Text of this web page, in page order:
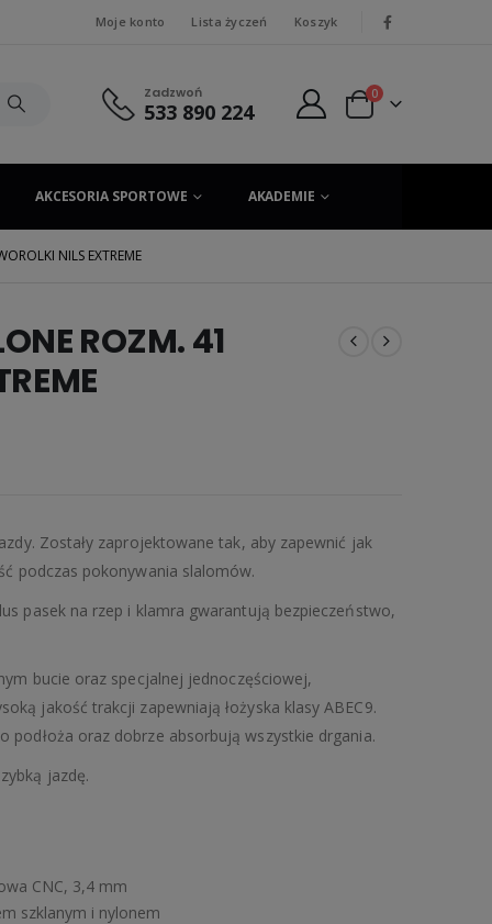
Moje konto Lista życzeń Koszyk
Zadzwoń
533 890 224
0
AKCESORIA SPORTOWE AKADEMIE
NILS EXTREME
ROZM. 41
Zostały zaprojektowane tak, aby zapewnić jak
podczas pokonywania slalomów.
pasek na rzep i klamra gwarantują bezpieczeństwo,
bucie oraz specjalnej jednoczęściowej,
jakość trakcji zapewniają łożyska klasy ABEC9.
podłoża oraz dobrze absorbują wszystkie drgania.
jazdę.
CNC, 3,4 mm
szklanym i nylonem